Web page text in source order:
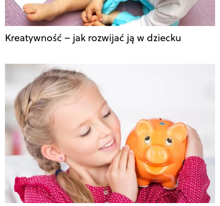
Kreatywność – jak rozwijać ją w dziecku